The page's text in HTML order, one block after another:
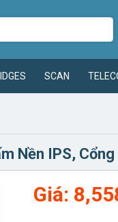
SCAN
Nền IPS,
Giá: